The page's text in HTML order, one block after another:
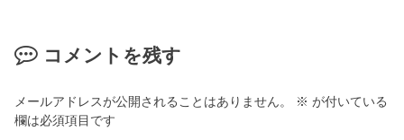
コメントを残す
メールアドレスが公開されることはありません。 ※ が付いている
欄は必須項目です